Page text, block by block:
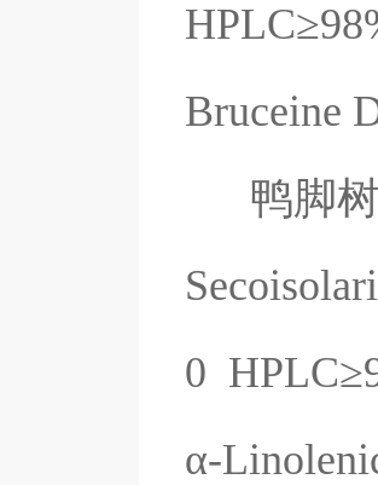
HPLC≥
Bruceine
鸭脚
0 HPLC≥
α-